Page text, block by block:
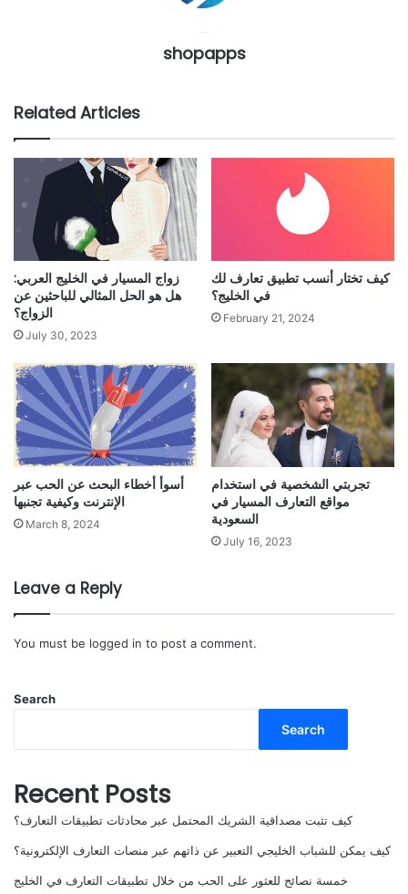
shopapps
Related Articles
زواج المسيار في الخليج العربي:
هل هو الحل المثالي للباحثين عن
الزواج؟
July 30, 2023
كيف تختار أنسب تطبيق تعارف لك
في الخليج؟
February 21, 2024
أسوأ أخطاء البحث عن الحب عبر
الإنترنت وكيفية تجنبها
March 8, 2024
تجربتي الشخصية في استخدام
مواقع التعارف المسيار في
السعودية
July 16, 2023
Leave a Reply
You must be logged in to post a comment.
Search
Search
Recent Posts
كيف تثبت مصداقية الشريك المحتمل عبر محادثات تطبيقات التعارف؟
كيف يمكن للشباب الخليجي التعبير عن ذاتهم عبر منصات التعارف الإلكترونية؟
خمسة نصائح للعثور على الحب من خلال تطبيقات التعارف في الخليج